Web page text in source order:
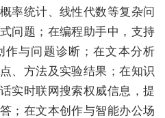
率统计、线性代数等复杂问
问题；在编程助手中，支持
作与问题诊断；在文本分析
、方法及实验结果；在知识
实时联网搜索权威信息，提
；在文本创作与智能办公场